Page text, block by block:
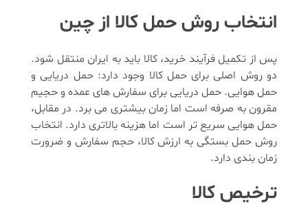
انتخاب روش حمل کالا از چین
پس از تکمیل فرآیند خرید، کالا باید به ایران منتقل شود.
دو روش اصلی برای حمل کالا وجود دارد: حمل دریایی و
حمل هوایی. حمل دریایی برای سفارش های عمده و حجیم
مقرون به صرفه است اما زمان بیشتری می برد. در مقابل،
حمل هوایی سریع تر است اما هزینه بالاتری دارد. انتخاب
روش حمل بستگی به ارزش کالا، حجم سفارش و ضرورت
زمان بندی دارد.
ترخیص کالا